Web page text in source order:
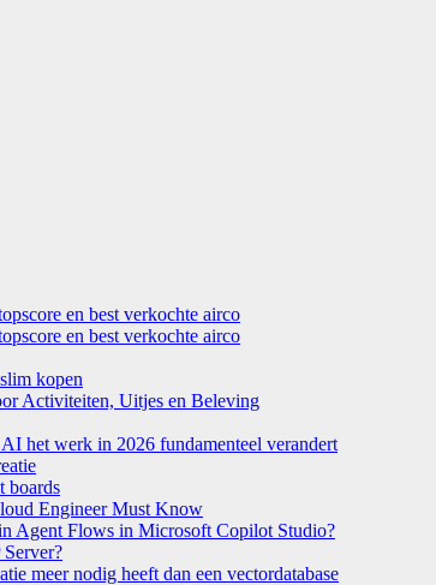
en best verkochte airco
en best verkochte airco
kopen
Activiteiten, Uitjes en Beleving
het werk in 2026 fundamenteel verandert
boards
Engineer Must Know
Agent Flows in Microsoft Copilot Studio?
meer nodig heeft dan een vectordatabase